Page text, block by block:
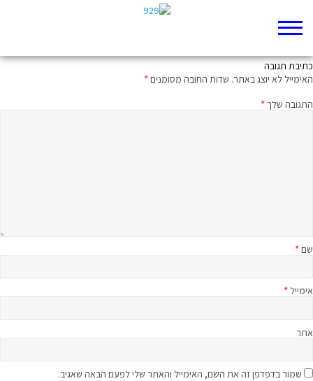
כתיבת תגובה
האימייל לא יוצג באתר. שדות החובה מסומנים*
התגובה שלך*
שם*
אימייל *
אתר
שמור בדפדפן זה את השם, האימייל והאתר שלי לפעם הבאה שאגיב.